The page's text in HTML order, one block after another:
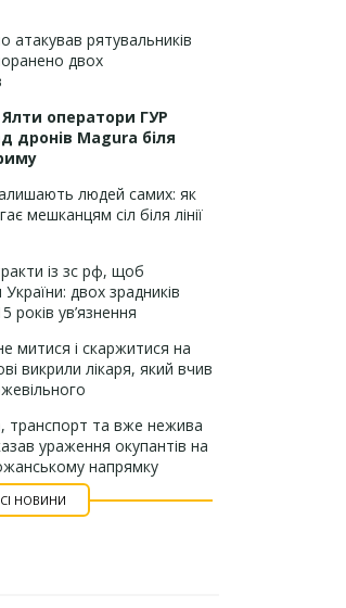
атакував рятувальників
двох
оператори ГУР
дронів Magura біля
людей самих: як
мешканцям сіл біля лінії
із зс рф, щоб
двох зрадників
років ув’язнення
митися і скаржитися на
викрили лікаря, який вчив
транспорт та вже нежива
ураження окупантів на
напрямку
НОВИНИ